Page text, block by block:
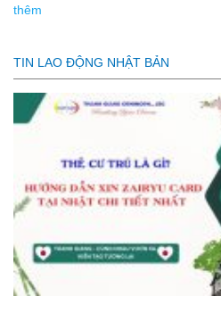
thêm
TIN LAO ĐỘNG NHẬT BẢN